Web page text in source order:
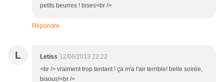
petits beurres ! bises<br />
Répondre
L Letiss 12/06/2013 22:22
<br /> vraiment trop tentant ! ça m'a l'air terrible! belle soirée,
bisous!<br />